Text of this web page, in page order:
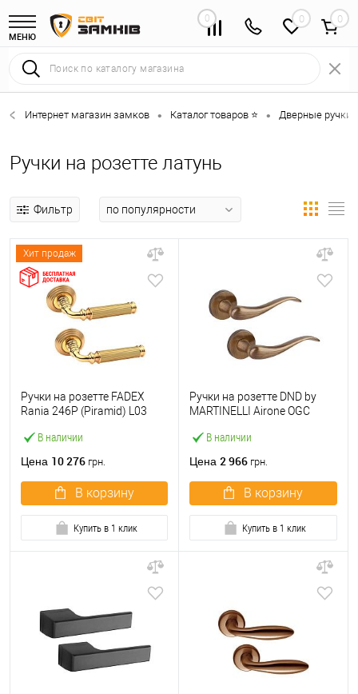
МЕНЮ
0 0
Интернет магазин замков • Каталог товаров ⭐ • Дверные ручки
Ручки на розетте латунь
Фильтр
Хит продаж
В наличии
Ручки на розетте FADEX
Rania 246P (Piramid) L03
латунь матовая
Цена 10 276 грн.
В корзину
Купить в 1 клик
В наличии
Ручки на розетте DND by
MARTINELLI Aironе OGC
Цена 2 966 грн.
В корзину
Купить в 1 клик